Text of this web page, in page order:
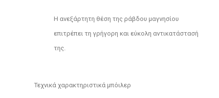
Η ανεξάρτητη θέση της ράβδου μαγνησίου
επιτρέπει τη γρήγορη και εύκολη αντικατάστασή
της.
Τεχνικά χαρακτηριστικά μπόιλερ